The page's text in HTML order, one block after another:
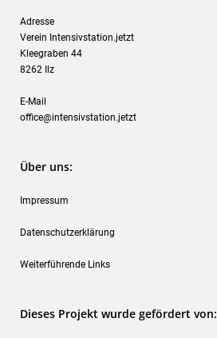
Adresse
Verein Intensivstation.jetzt
Kleegraben 44
8262 Ilz
E-Mail
office@intensivstation.jetzt
Über uns:
Impressum
Datenschutzerklärung
Weiterführende Links
Dieses Projekt wurde gefördert von: